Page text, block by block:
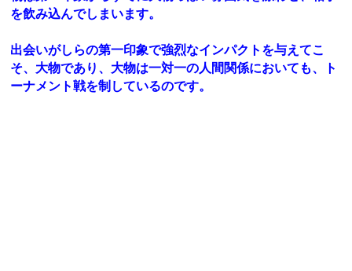
を飲み込んでしまいます。
出会いがしらの第一印象で強烈なインパクトを与えてこ
そ、大物であり、大物は一対一の人間関係においても、ト
ーナメント戦を制しているのです。